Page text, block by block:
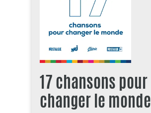
17 chansons pour
changer le monde